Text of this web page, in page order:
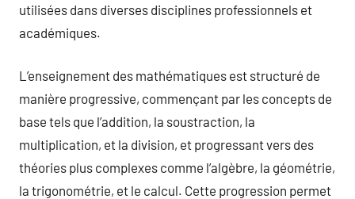
utilisées dans diverses disciplines professionnels et
académiques.
L’enseignement des mathématiques est structuré de
manière progressive, commençant par les concepts de
base tels que l’addition, la soustraction, la
multiplication, et la division, et progressant vers des
théories plus complexes comme l’algèbre, la géométrie,
la trigonométrie, et le calcul. Cette progression permet